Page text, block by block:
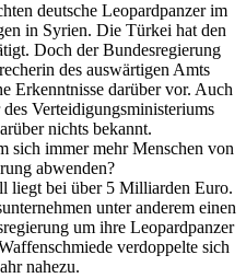
deutsche Leopardpanzer im
in Syrien. Die Türkei hat den
Doch der Bundesregierung
des auswärtigen Amts
Erkenntnisse darüber vor. Auch
Verteidigungsministeriums
nichts bekannt.
sich immer mehr Menschen von
abwenden?
liegt bei über 5 Milliarden Euro.
unter anderem einen
um ihre Leopardpanzer
verdoppelte sich
nahezu.